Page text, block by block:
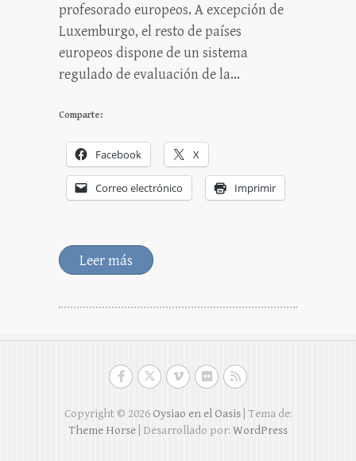
profesorado europeos. A excepción de
Luxemburgo, el resto de países
europeos dispone de un sistema
regulado de evaluación de la…
Comparte:
Facebook X
Correo electrónico Imprimir
Leer más
Copyright © 2026 Oysiao en el Oasis| Tema de:
Theme Horse | Desarrollado por: WordPress